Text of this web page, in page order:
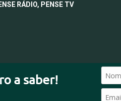
a saber!
RÁDIO, PENSE TV